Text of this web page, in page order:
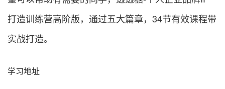
打造训练营高阶版，通过五大篇章，34节有效课程带
实战打造。
学习地址